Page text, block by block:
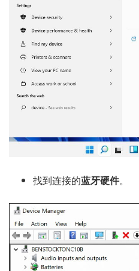
找到连接的蓝牙硬件。